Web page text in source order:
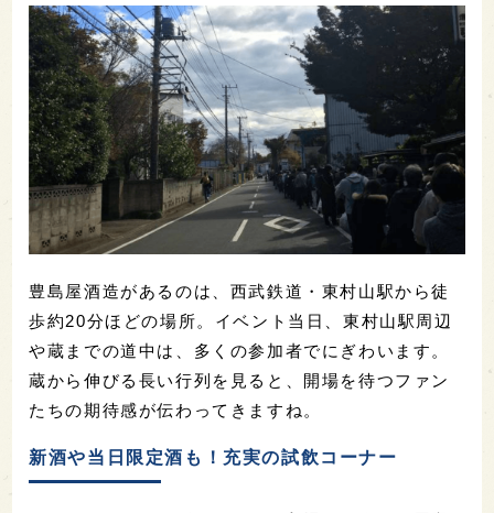
豊島屋酒造があるのは、西武鉄道・東村山駅から徒
歩約20分ほどの場所。イベント当日、東村山駅周辺
や蔵までの道中は、多くの参加者でにぎわいます。
蔵から伸びる長い行列を見ると、開場を待つファン
たちの期待感が伝わってきますね。
新酒や当日限定酒も！充実の試飲コーナー